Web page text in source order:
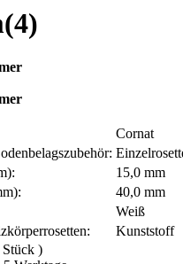
Cornat
15,0 mm
40,0 mm
Weiß
Kunststoff
Stück )